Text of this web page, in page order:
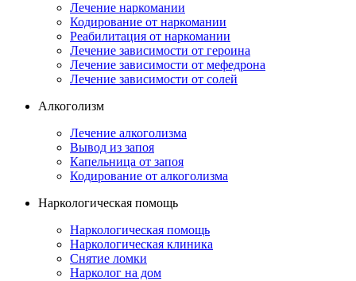
Лечение наркомании
Кодирование от наркомании
Реабилитация от наркомании
Лечение зависимости от героина
Лечение зависимости от мефедрона
Лечение зависимости от солей
Алкоголизм
Лечение алкоголизма
Вывод из запоя
Капельница от запоя
Кодирование от алкоголизма
Наркологическая помощь
Наркологическая помощь
Наркологическая клиника
Снятие ломки
Нарколог на дом